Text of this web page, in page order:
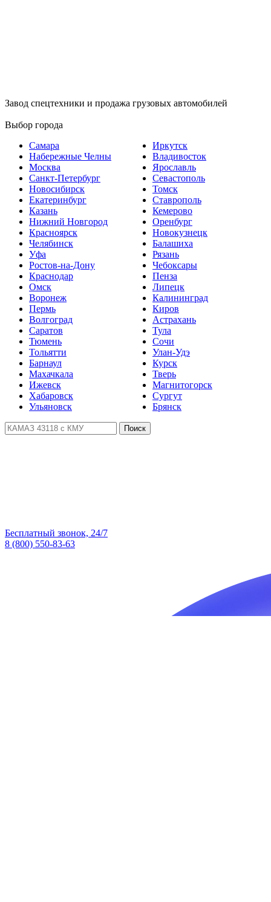
Завод спецтехники и продажа грузовых автомобилей
Выбор города
Самара
Набережные Челны
Москва
Санкт-Петербург
Новосибирск
Екатеринбург
Казань
Нижний Новгород
Красноярск
Челябинск
Уфа
Ростов-на-Дону
Краснодар
Омск
Воронеж
Пермь
Волгоград
Саратов
Тюмень
Тольятти
Барнаул
Махачкала
Ижевск
Хабаровск
Ульяновск
Иркутск
Владивосток
Ярославль
Севастополь
Томск
Ставрополь
Кемерово
Оренбург
Новокузнецк
Балашиха
Рязань
Чебоксары
Пенза
Липецк
Калининград
Киров
Астрахань
Тула
Сочи
Улан-Удэ
Курск
Тверь
Магнитогорск
Сургут
Брянск
Поиск
Бесплатный звонок, 24/7
8 (800) 550-83-63